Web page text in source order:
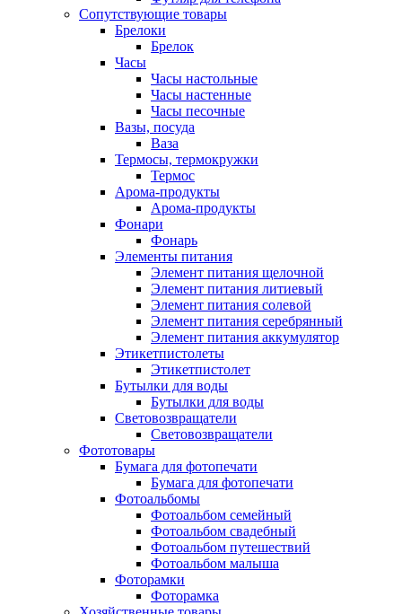
Сопутствующие товары
Брелоки
Брелок
Часы
Часы настольные
Часы настенные
Часы песочные
Вазы, посуда
Ваза
Термосы, термокружки
Термос
Арома-продукты
Арома-продукты
Фонари
Фонарь
Элементы питания
Элемент питания щелочной
Элемент питания литиевый
Элемент питания солевой
Элемент питания серебрянный
Элемент питания аккумулятор
Этикетпистолеты
Этикетпистолет
Бутылки для воды
Бутылки для воды
Световозвращатели
Световозвращатели
Фототовары
Бумага для фотопечати
Бумага для фотопечати
Фотоальбомы
Фотоальбом семейный
Фотоальбом свадебный
Фотоальбом путешествий
Фотоальбом малыша
Фоторамки
Фоторамка